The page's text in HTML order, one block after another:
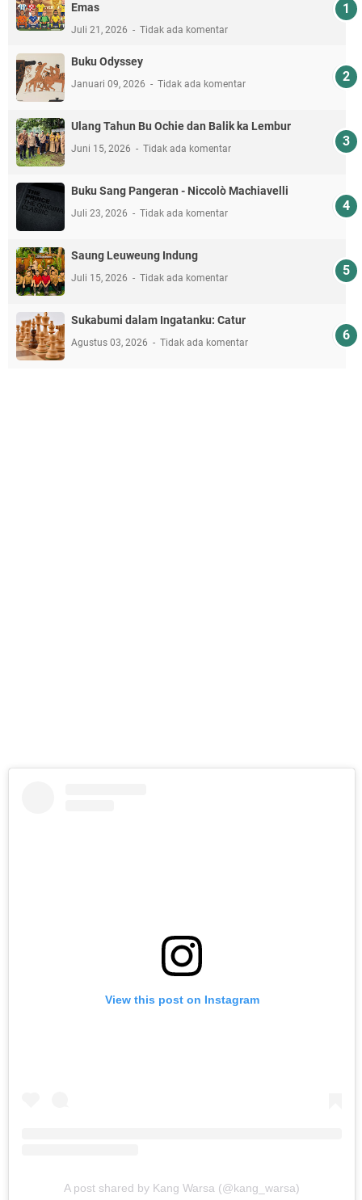
Emas
Juli 21, 2026 Tidak ada komentar
Buku Odyssey
Januari 09, 2026 Tidak ada komentar
Ulang Tahun Bu Ochie dan Balik ka Lembur
Juni 15, 2026 Tidak ada komentar
Buku Sang Pangeran - Niccolò Machiavelli
Juli 23, 2026 Tidak ada komentar
Saung Leuweung Indung
Juli 15, 2026 Tidak ada komentar
Sukabumi dalam Ingatanku: Catur
Agustus 03, 2026 Tidak ada komentar
View this post on Instagram
A post shared by Kang Warsa (@kang_warsa)